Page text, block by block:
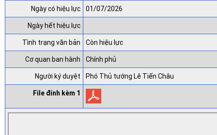
Ngày có hiệu lực 01/07/2026
Ngày hết hiệu lực
Tình trạng văn bản
Còn hiệu lực
Cơ quan ban hành
Chính phủ
Người ký duyệt
Phó Thủ tướng Lê Tiến Châu
File đính kèm 1